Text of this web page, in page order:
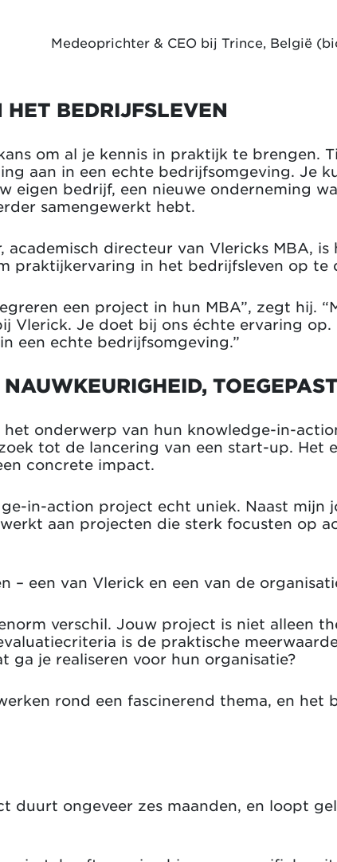
Medeoprichter & CEO bij Trince, België
BEDRIJFSLEVEN
om al je kennis in praktijk te brengen.
aan in een echte bedrijfsomgeving. Je
eigen bedrijf, een nieuwe onderneming
samengewerkt hebt.
academisch directeur van Vlericks MBA,
praktijkervaring in het bedrijfsleven op te
een project in hun MBA”, zegt hij.
Vlerick. Je doet bij ons échte ervaring
een echte bedrijfsomgeving.”
het onderwerp van hun knowledge-in-
tot de lancering van een start-up. Het
concrete impact.
in-action project echt uniek. Naast mijn
aan projecten die sterk focusten op
– een van Vlerick en een van de
verschil. Jouw project is niet alleen
is de praktische
ga je realiseren voor hun organisatie?
rond een fascinerend thema, en het
duurt ongeveer zes maanden, en loopt